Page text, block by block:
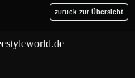
zurück zur Übersicht